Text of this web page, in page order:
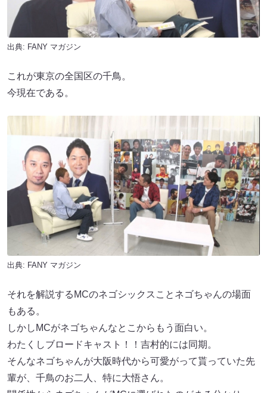
出典: FANY マガジン
これが東京の全国区の千鳥。
今現在である。
出典: FANY マガジン
それを解説するMCのネゴシックスことネゴちゃんの場面
もある。
しかしMCがネゴちゃんなとこからもう面白い。
わたくしブロードキャスト！！吉村的には同期。
そんなネゴちゃんが大阪時代から可愛がって貰っていた先
輩が、千鳥のお二人、特に大悟さん。